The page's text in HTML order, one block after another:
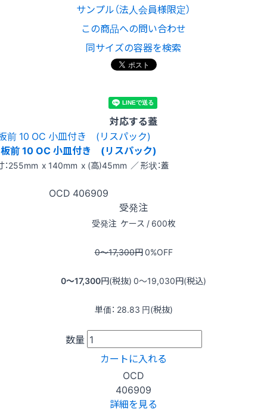
サンプル（法人会員様限定）
この商品への問い合わせ
同サイズの容器を検索
対応する蓋
板前 10 OC 小皿付き (リスパック)
：255mm x 140mm x (高)45mm ／ 形状：蓋
OCD 406909
受発注
受発注 ケース / 600枚
0〜17,300円0%OFF
0〜17,300円(税抜) 0〜19,030円(税込)
単価： 28.83 円(税抜)
数量
カートに入れる
OCD
406909
詳細を見る